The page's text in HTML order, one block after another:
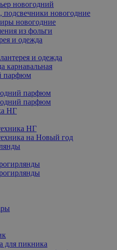
новогодний
подсвечники новогодние
новогодние
из фольги
и одежда
и одежда
карнавальная
парфюм
парфюм
парфюм
НГ
НГ
на Новый год
для пикника